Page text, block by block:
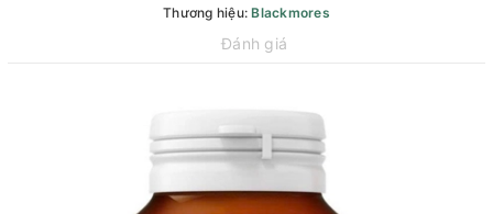
Thương hiệu:Blackmores
Đánh giá